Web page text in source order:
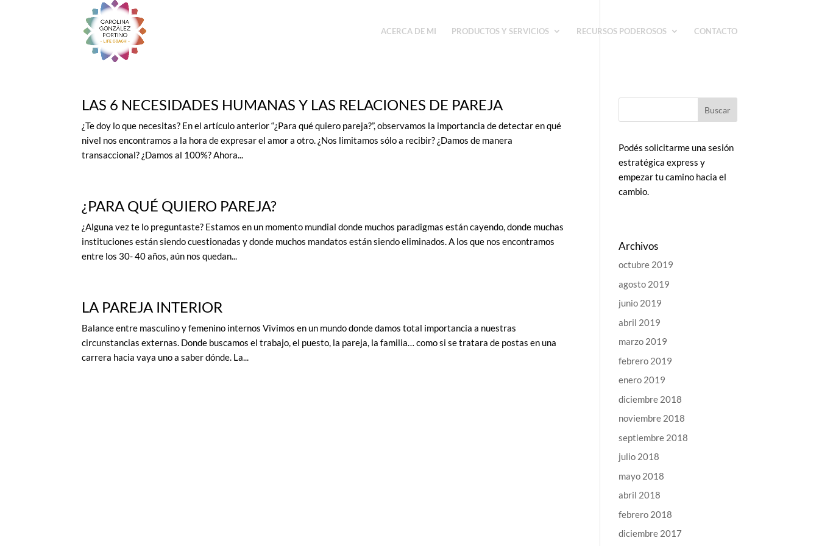
ACERCA DE MI PRODUCTOS Y SERVICIOS RECURSOS PODEROSOS CONTACTO
LAS 6 NECESIDADES HUMANAS Y LAS RELACIONES DE PAREJA
¿Te doy lo que necesitas? En el artículo anterior “¿Para qué quiero pareja?”, observamos la importancia de detectar en qué
nivel nos encontramos a la hora de expresar el amor a otro. ¿Nos limitamos sólo a recibir? ¿Damos de manera
transaccional? ¿Damos al 100%? Ahora...
¿PARA QUÉ QUIERO PAREJA?
¿Alguna vez te lo preguntaste? Estamos en un momento mundial donde muchos paradigmas están cayendo, donde muchas
instituciones están siendo cuestionadas y donde muchos mandatos están siendo eliminados. A los que nos encontramos
entre los 30- 40 años, aún nos quedan...
LA PAREJA INTERIOR
Balance entre masculino y femenino internos Vivimos en un mundo donde damos total importancia a nuestras
circunstancias externas. Donde buscamos el trabajo, el puesto, la pareja, la familia… como si se tratara de postas en una
carrera hacia vaya uno a saber dónde. La...
Podés solicitarme una sesión
estratégica express y
empezar tu camino hacia el
cambio.
Archivos
octubre 2019
agosto 2019
junio 2019
abril 2019
marzo 2019
febrero 2019
enero 2019
diciembre 2018
noviembre 2018
septiembre 2018
julio 2018
mayo 2018
abril 2018
febrero 2018
diciembre 2017